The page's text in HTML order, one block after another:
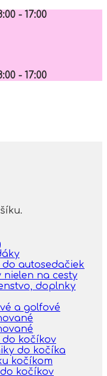
- 17:00
- 17:00
do autosedačiek
nielen na cesty
doplnky
a golfové
do kočíkov
do kočíka
kočíkom
kočíkov